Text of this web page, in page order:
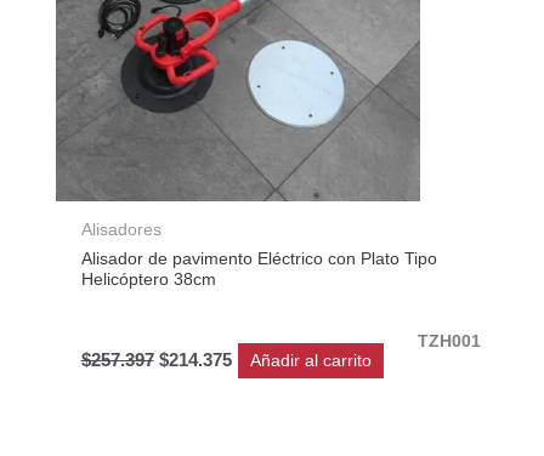
Alisadores
Alisador de pavimento Eléctrico con Plato Tipo
Helicóptero 38cm
TZH001
$257.397 $214.375 Añadir al carrito